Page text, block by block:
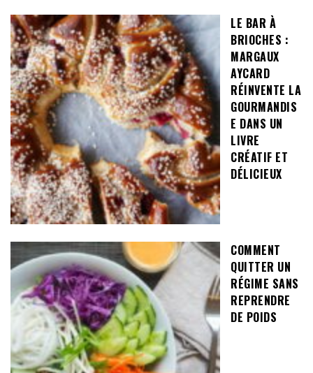
LE BAR À
BRIOCHES :
MARGAUX
AYCARD
RÉINVENTE LA
GOURMANDIS
E DANS UN
LIVRE
CRÉATIF ET
DÉLICIEUX
COMMENT
QUITTER UN
RÉGIME SANS
REPRENDRE
DE POIDS